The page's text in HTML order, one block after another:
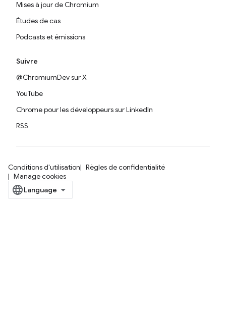
Mises à jour de Chromium
Études de cas
Podcasts et émissions
Suivre
@ChromiumDev sur X
YouTube
Chrome pour les développeurs sur LinkedIn
RSS
Conditions d'utilisation
Règles de confidentialité
Manage cookies